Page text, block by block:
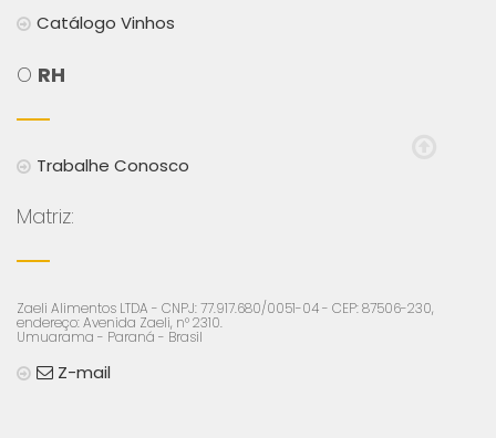
Catálogo Vinhos
O RH
Trabalhe Conosco
Matriz:
Zaeli Alimentos LTDA - CNPJ: 77.917.680/0051-04 - CEP: 87506-230,
endereço: Avenida Zaeli, n° 2310.
Umuarama - Paraná - Brasil
Z-mail